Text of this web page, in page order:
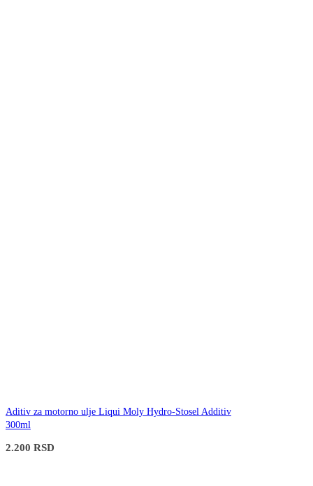
Aditiv za motorno ulje Liqui Moly Hydro-Stosel Additiv
300ml
2.200 RSD